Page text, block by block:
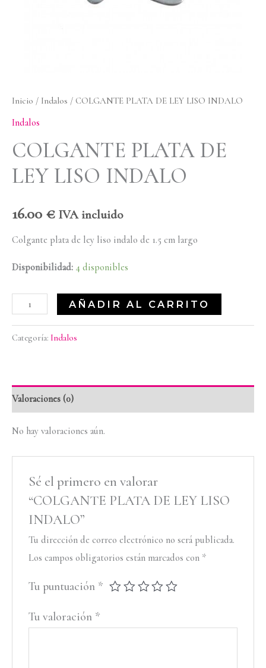
Inicio / Indalos / COLGANTE PLATA DE LEY LISO INDALO
Indalos
COLGANTE PLATA DE
LEY LISO INDALO
16.00 € IVA incluido
Colgante plata de ley liso indalo de 1.5 cm largo
Disponibilidad: 4 disponibles
AÑADIR AL CARRITO
Categoría: Indalos
Valoraciones (0)
No hay valoraciones aún.
Sé el primero en valorar
“COLGANTE PLATA DE LEY LISO
INDALO”
Tu dirección de correo electrónico no será publicada.
Los campos obligatorios están marcados con *
Tu puntuación *
Tu valoración *